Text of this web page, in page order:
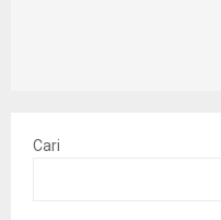
Cari